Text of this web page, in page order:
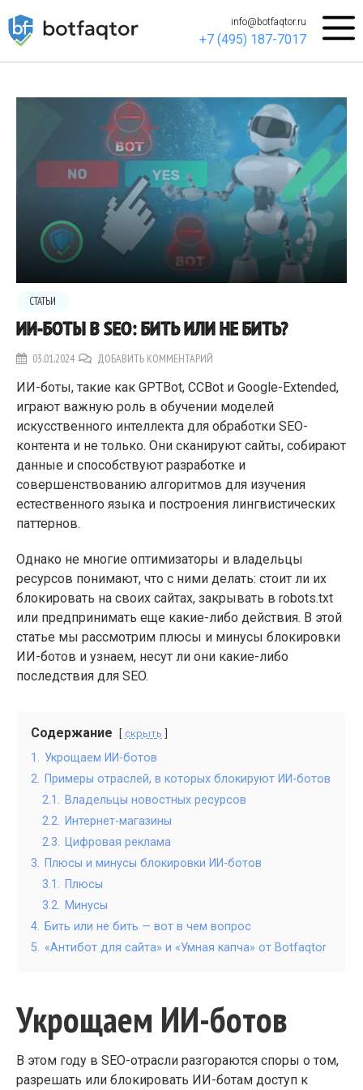
info@botfaqtor.ru
+7 (495) 187-7017
СТАТЬИ
ИИ-БОТЫ В SEO: БИТЬ ИЛИ НЕ БИТЬ?
03.01.2024 ДОБАВИТЬ КОММЕНТАРИЙ
ИИ-боты, такие как GPTBot, CCBot и Google-Extended,
играют важную роль в обучении моделей
искусственного интеллекта для обработки SEO-
контента и не только. Они сканируют сайты, собирают
данные и способствуют разработке и
совершенствованию алгоритмов для изучения
естественного языка и построения лингвистических
паттернов.
Однако не многие оптимизаторы и владельцы
ресурсов понимают, что с ними делать: стоит ли их
блокировать на своих сайтах, закрывать в robots.txt
или предпринимать еще какие-либо действия. В этой
статье мы рассмотрим плюсы и минусы блокировки
ИИ-ботов и узнаем, несут ли они какие-либо
последствия для SEO.
Содержание скрыть
1. Укрощаем ИИ-ботов
2. Примеры отраслей, в которых блокируют ИИ-ботов
2.1. Владельцы новостных ресурсов
2.2. Интернет-магазины
2.3. Цифровая реклама
3. Плюсы и минусы блокировки ИИ-ботов
3.1. Плюсы
3.2. Минусы
4. Бить или не бить — вот в чем вопрос
5. «Антибот для сайта» и «Умная капча» от Botfaqtor
Укрощаем ИИ-ботов
В этом году в SEO-отрасли разгораются споры о том,
разрешать или блокировать ИИ-ботам доступ к